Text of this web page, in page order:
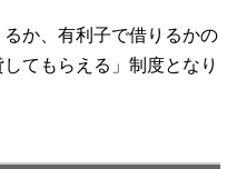
るか、有利子で借りるかの
てもらえる」制度となり